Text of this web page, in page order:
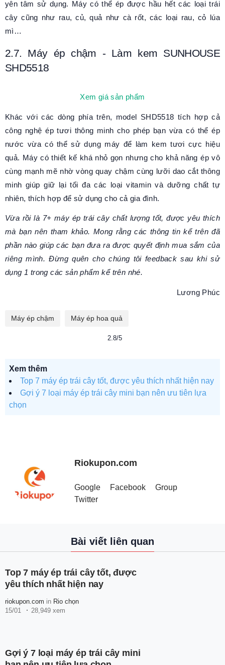
yên tâm sử dụng. Máy có thể ép được hầu hết các loại trái
cây cũng như rau, củ, quả như cà rốt, các loại rau, cỏ lúa
mì…
2.7. Máy ép chậm - Làm kem SUNHOUSE
SHD5518
Xem giá sản phẩm
Khác với các dòng phía trên, model SHD5518 tích hợp cả
công nghệ ép tươi thông minh cho phép bạn vừa có thể ép
nước vừa có thể sử dụng máy để làm kem tươi cực hiệu
quả. Máy có thiết kế khá nhỏ gọn nhưng cho khả năng ép vô
cùng mạnh mẽ nhờ vòng quay chậm cùng lưỡi dao cắt thông
minh giúp giữ lại tối đa các loại vitamin và dưỡng chất tự
nhiên, thích hợp để sử dụng cho cả gia đình.
Vừa rồi là 7+ máy ép trái cây chất lượng tốt, được yêu thích
mà bạn nên tham khảo. Mong rằng các thông tin kể trên đã
phần nào giúp các bạn đưa ra được quyết định mua sắm của
riêng mình. Đừng quên cho chúng tôi feedback sau khi sử
dụng 1 trong các sản phẩm kể trên nhé.
Lương Phúc
Máy ép chậm Máy ép hoa quả
2.8/5
Xem thêm
Top 7 máy ép trái cây tốt, được yêu thích nhất hiện nay
Gợi ý 7 loại máy ép trái cây mini bạn nên ưu tiên lựa
chọn
Riokupon.com
Google Facebook
Group
Twitter
Bài viết liên quan
Top 7 máy ép trái cây tốt, được
yêu thích nhất hiện nay
riokupon.com in Rio chọn
15/01
28,949 xem
Gợi ý 7 loại máy ép trái cây mini